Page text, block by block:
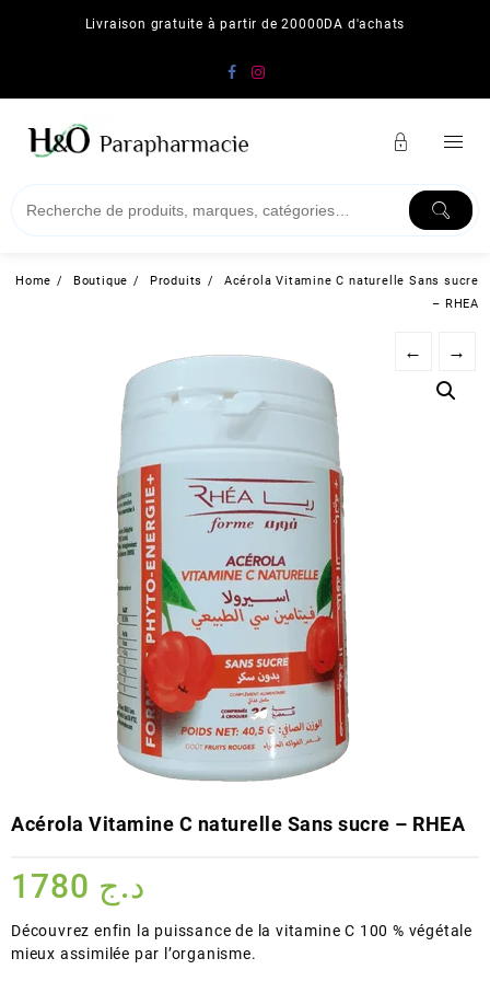
Livraison gratuite à partir de 20000DA d'achats
Home Boutique Produits
Acérola Vitamine C naturelle Sans sucre
– RHEA
← →
Acérola Vitamine C naturelle Sans sucre – RHEA
د.ج
Découvrez enfin la puissance de la vitamine C 100 % végétale
mieux assimilée par l’organisme.